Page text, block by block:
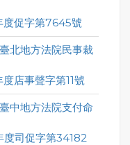
度促字第7645號
北地方法院民事裁
度店事聲字第11號
中地方法院支付命
度司促字第34182